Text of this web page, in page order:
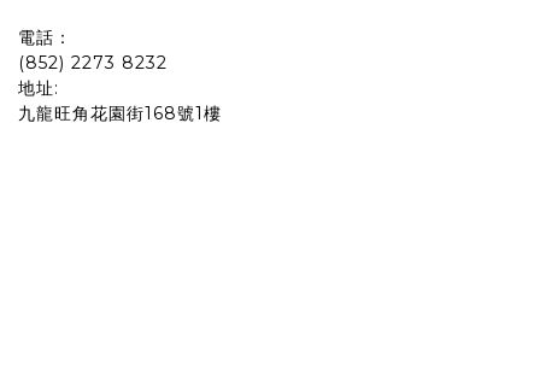
電話：
(852) 2273 8232
地址:
九龍旺角花園街168號1樓